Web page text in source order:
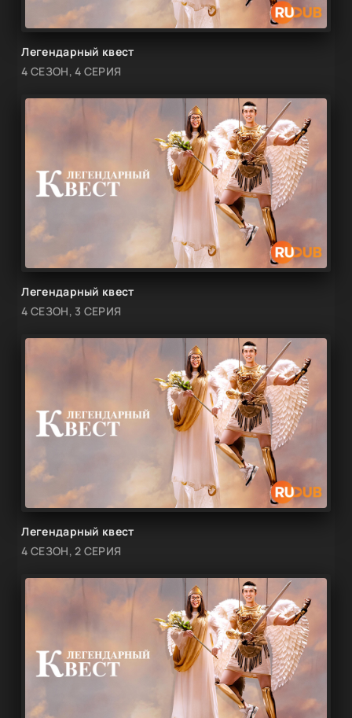
Легендарный квест
4 СЕЗОН, 4 СЕРИЯ
Легендарный квест
4 СЕЗОН, 3 СЕРИЯ
Легендарный квест
4 СЕЗОН, 2 СЕРИЯ